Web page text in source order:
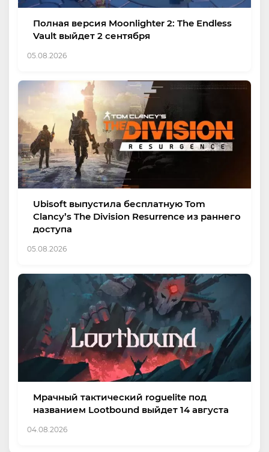
Полная версия Moonlighter 2: The Endless
Vault выйдет 2 сентября
05.08.2026
Ubisoft выпустила бесплатную Tom
Clancy’s The Division Resurrence из раннего
доступа
05.08.2026
Мрачный тактический roguelite под
названием Lootbound выйдет 14 августа
04.08.2026